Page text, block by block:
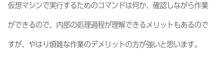
仮想マシンで実行するためのコマンドは何か、確認しながら作業
ができるので、内部の処理過程が理解できるメリットもあるので
すが、やはり煩雑な作業のデメリットの方が強いと思います。